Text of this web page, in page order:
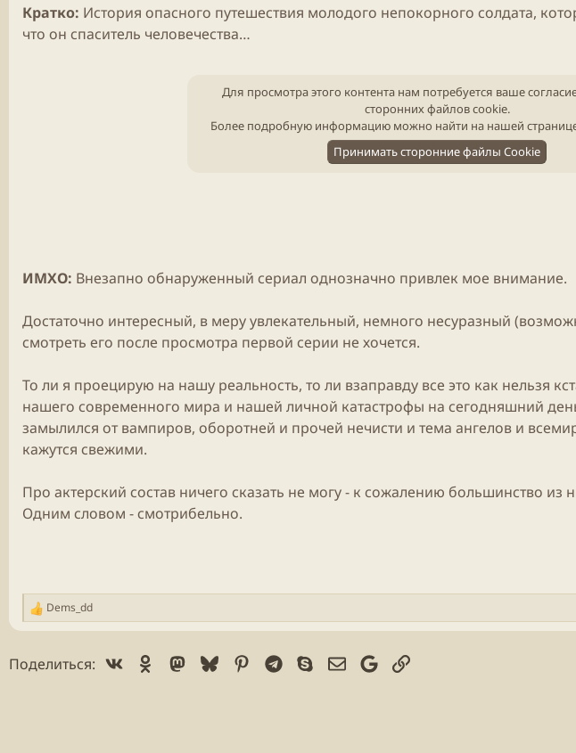
Кратко: История опасного путешествия молодого непокорного солдата,
что он спаситель человечества…
Для просмотра этого контента нам потребуется ваше
сторонних файлов cookie.
Более подробную информацию можно найти на нашей
Принимать сторонние файлы Cookie
ИМХО: Внезапно обнаруженный сериал однозначно привлек мое внимание.
Достаточно интересный, в меру увлекательный, немного несуразный
смотреть его после просмотра первой серии не хочется.
То ли я проецирую на нашу реальность, то ли взаправду все это как нельзя
нашего современного мира и нашей личной катастрофы на сегодняшний
замылился от вампиров, оборотней и прочей нечисти и тема ангелов и
кажутся свежими.
Про актерский состав ничего сказать не могу - к сожалению большинство из
Одним словом - смотрибельно.
Р
е
к
Dems_dd
Поделиться: Vk Ok Mastodon
BlueskyPinterest
Telegram
SkypeЭлектронная почта
GoogleСсылка